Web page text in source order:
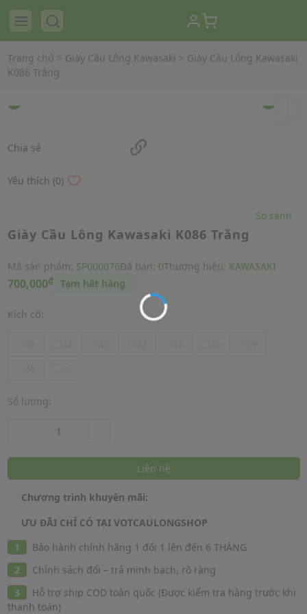
Trang chủ > Giày Cầu Lông Kawasaki > Giày Cầu Lông Kawasaki
K086 Trắng
Chia sẻ
Yêu thích (0)
So sánh
Giày Cầu Lông Kawasaki K086 Trắng
Mã sản phẩm: SP000076Đã bán: 0Thương hiệu: KAWASAKI
700,000₫ Tạm hết hàng
Kích cỡ:
Số lượng:
Liên hệ
Chương trình khuyến mãi:
ƯU ĐÃI CHỈ CÓ TẠI VOTCAULONGSHOP
Bảo hành chính hãng 1 đổi 1 lên đến 6 THÁNG
Chính sách đổi – trả minh bạch, rõ ràng
Hỗ trợ ship COD toàn quốc (Được kiểm tra hàng trước khi
thanh toán)